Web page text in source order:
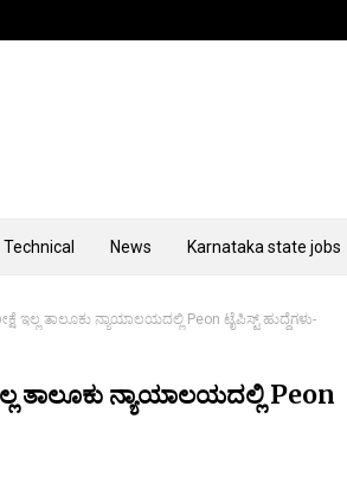
Technical News Karnataka state jobs
ಇಲ್ಲ ತಾಲೂಕು ನ್ಯಾಯಾಲಯದಲ್ಲಿ Peon ಟೈಪಿಸ್ಟ್ ಹುದ್ದೆಗಳು-
ತಾಲೂಕು ನ್ಯಾಯಾಲಯದಲ್ಲಿ Peon